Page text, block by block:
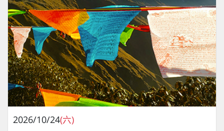
2026/10/24(六)